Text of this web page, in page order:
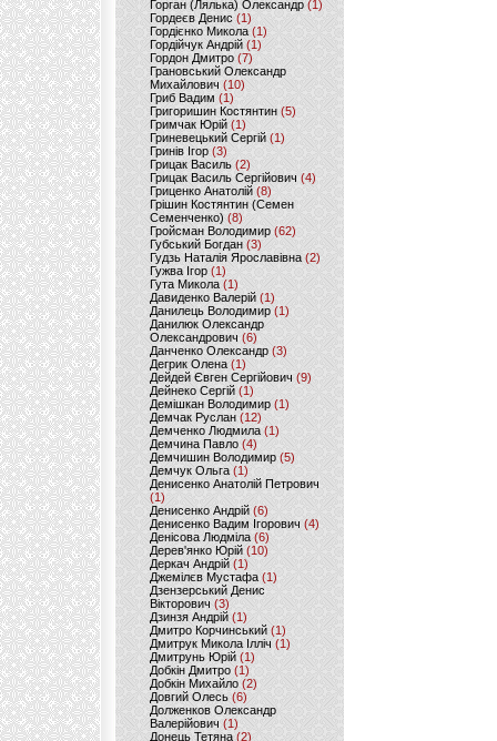
Горган (Лялька) Олександр(1)
Гордеєв Денис (1)
Гордієнко Микола (1)
Гордійчук Андрій (1)
Гордон Дмитро (7)
Грановський Олександр
Михайлович (10)
Гриб Вадим (1)
Григоришин Костянтин (5)
Гримчак Юрій(1)
Гриневецький Сергій(1)
Гринів Ігор (3)
Грицак Василь (2)
Грицак Василь Сергійович (4)
Гриценко Анатолій (8)
Грішин Костянтин (Семен
Семенченко)(8)
Гройсман Володимир(62)
Губський Богдан (3)
Гудзь Наталія Ярославівна(2)
Гужва Ігор (1)
Гута Микола (1)
Давиденко Валерій (1)
Данилець Володимир(1)
Данилюк Олександр
Олександрович (6)
Данченко Олександр (3)
Дегрик Олена(1)
Дейдей Євген Сергійович(9)
Дейнеко Сергій (1)
Демішкан Володимир(1)
Демчак Руслан (12)
Демченко Людмила (1)
Демчина Павло (4)
Демчишин Володимир (5)
Демчук Ольга(1)
Денисенко Анатолій Петрович
(1)
Денисенко Андрій (6)
Денисенко Вадим Ігорович (4)
Денісова Людміла(6)
Дерев'янко Юрій(10)
Деркач Андрій(1)
Джемілєв Мустафа (1)
Дзензерський Денис
Вікторович (3)
Дзинзя Андрій (1)
Дмитро Корчинський (1)
Дмитрук Микола Ілліч (1)
Дмитрунь Юрій (1)
Добкін Дмитро(1)
Добкін Михайло (2)
Довгий Олесь (6)
Долженков Олександр
Валерійович (1)
Донець Тетяна (2)